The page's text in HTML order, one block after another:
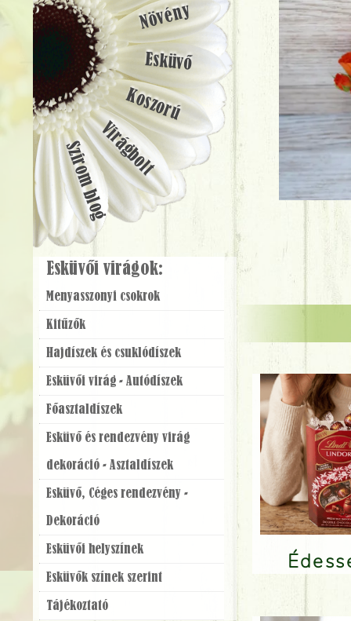
Növény
Esküvő
Koszorú
Virágbolt
Szirom blog
Esküvői virágok:
Menyasszonyi csokrok
Kitűzők
Hajdíszek és csuklódíszek
Esküvői virág - Autódíszek
Főasztaldíszek
Esküvő és rendezvény virág
dekoráció - Asztaldíszek
Esküvő, Céges rendezvény -
Dekoráció
Esküvői helyszínek
Esküvők színek szerint
Tájékoztató